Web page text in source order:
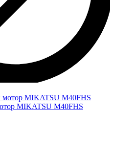
MIKATSU M40FHS